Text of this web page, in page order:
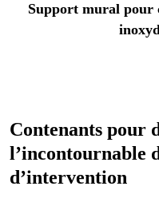
Support mural pour
Contenants pour
l’incontournable
d’intervention